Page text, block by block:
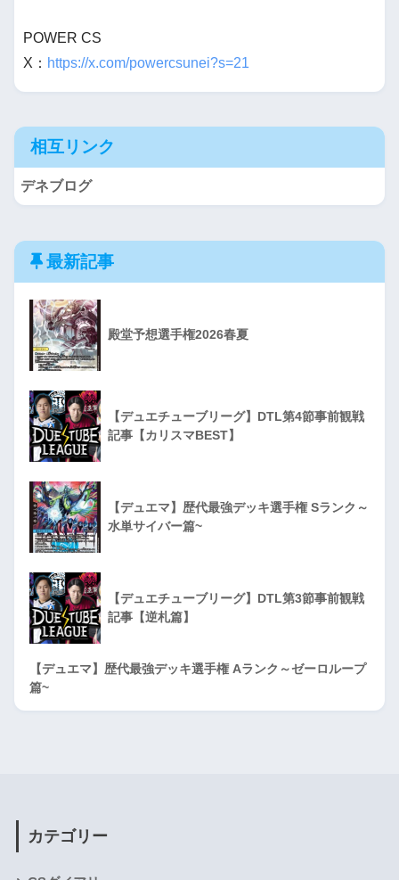
POWER CS
X： https://x.com/powercsunei?s=21
相互リンク
デネブログ
最新記事
殿堂予想選手権2026春夏
【デュエチューブリーグ】DTL第4節事前観戦
記事【カリスマBEST】
【デュエマ】歴代最強デッキ選手権 Sランク～
水単サイバー篇~
【デュエチューブリーグ】DTL第3節事前観戦
記事【逆札篇】
【デュエマ】歴代最強デッキ選手権 Aランク～ゼーロループ
篇~
カテゴリー